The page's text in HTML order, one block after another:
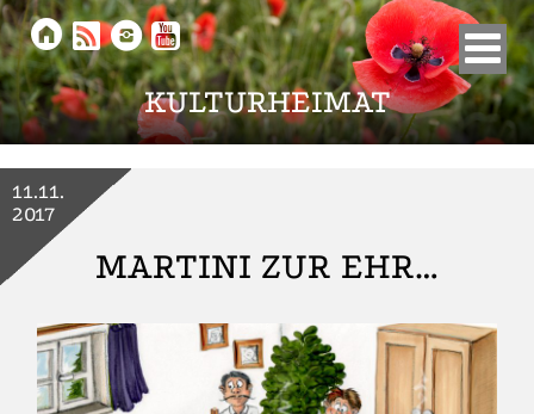
KULTURHEIMAT
    
MARTINI ZUR EHR…
11.11.
2017